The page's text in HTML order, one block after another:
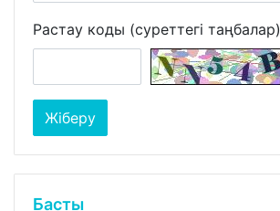
Растау коды (суреттегі таңбалар)
Басты